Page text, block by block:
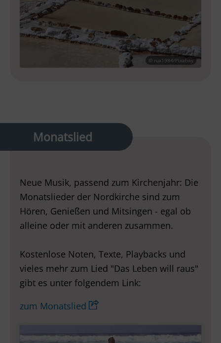
© rux1984/Pixabay
Monatslied
Neue Musik, passend zum Kirchenjahr: Die
Monatslieder der Nordkirche sind zum
Hören, Genießen und Mitsingen - egal ob
alleine oder mit anderen zusammen.
Kostenlose Noten, Texte, Playbacks und
vieles mehr zum Lied "Das Leben will raus"
gibt es unter folgendem Link:
zum Monatslied